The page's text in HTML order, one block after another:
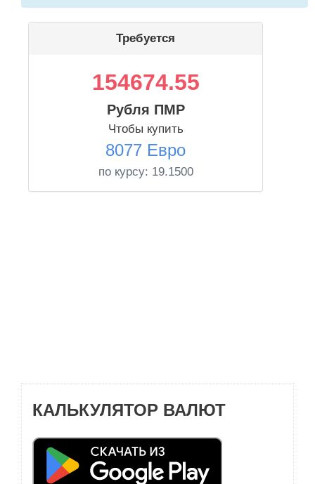
Требуется
154674.55
Рубля ПМР
Чтобы купить
8077 Евро
по курсу: 19.1500
КАЛЬКУЛЯТОР ВАЛЮТ